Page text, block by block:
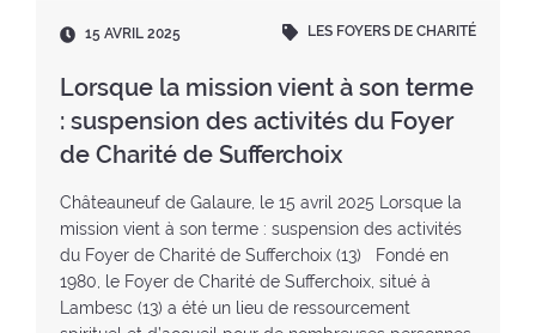
D
t
:
15 AVRIL 2025 LES FOYERS DE CHARITÉ
Lorsque la mission vient à son terme
: suspension des activités du Foyer
de Charité de Sufferchoix
Châteauneuf de Galaure, le 15 avril 2025 Lorsque la
mission vient à son terme : suspension des activités
du Foyer de Charité de Sufferchoix (13) Fondé en
1980, le Foyer de Charité de Sufferchoix, situé à
Lambesc (13) a été un lieu de ressourcement